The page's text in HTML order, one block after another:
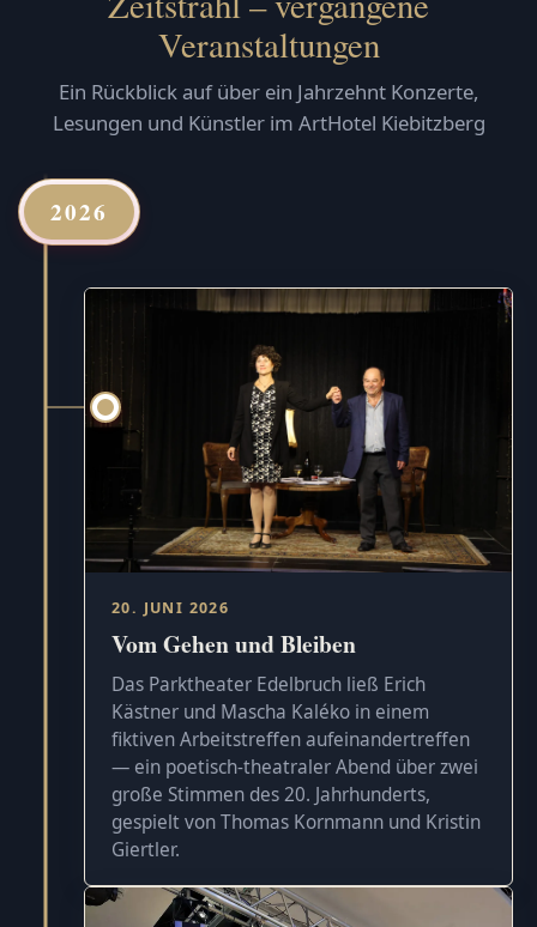
Veranstaltungen
Ein Rückblick auf über ein Jahrzehnt Konzerte,
Lesungen und Künstler im ArtHotel Kiebitzberg
2026
20. JUNI 2026
Vom Gehen und Bleiben
Das Parktheater Edelbruch ließ Erich
Kästner und Mascha Kaléko in einem
fiktiven Arbeitstreffen aufeinandertreffen
— ein poetisch-theatraler Abend über zwei
große Stimmen des 20. Jahrhunderts,
gespielt von Thomas Kornmann und Kristin
Giertler.